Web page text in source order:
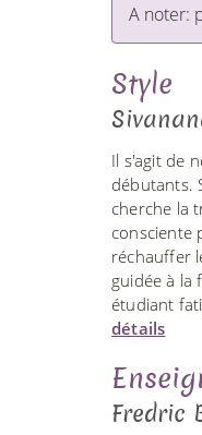
A noter:
Style
Il s'agit de
débutants.
cherche la
consciente
réchauffer
guidée à la
étudiant
détails
Fredric